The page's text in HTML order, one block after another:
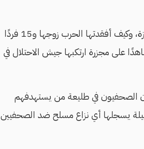
تحكي ميساء قصتها منذ غادرت بيتها بمشروع بيت لاهيا، شمال قطاع غزة، وكيف أفقدتها الحرب زوجها و15 فردًا
على مجزرة ارتكبها جيش الاحتلال في
الصحفيون في طليعة من يستهدفهم
يسجلها أي نزاع مسلح ضد الصحفيين